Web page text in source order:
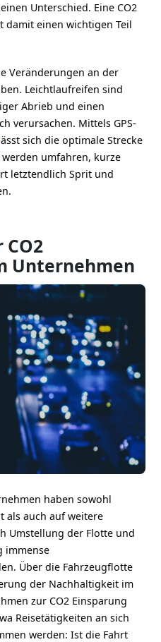
Unterschied. Eine CO2
damit einen wichtigen Teil
Veränderungen an der
Leichtlaufreifen sind
Abrieb und einen
verursachen. Mittels GPS-
sich die optimale Strecke
umfahren, kurze
letztendlich Sprit und
Unternehmen
haben sowohl
als auch auf weitere
Umstellung der Flotte und
immense
Über die Fahrzeugflotte
der Nachhaltigkeit im
zur CO2 Einsparung
Reisetätigkeiten an sich
werden: Ist die Fahrt